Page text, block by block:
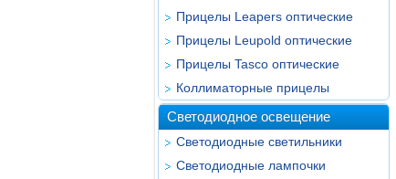
Прицелы Leapers оптические
Прицелы Leupold оптические
Прицелы Tasco оптические
Коллиматорные прицелы
Светодиодное освещение
Светодиодные светильники
Светодиодные лампочки